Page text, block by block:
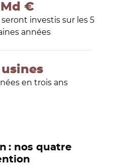
Md €
investis sur les 5
années
usines
en trois ans
: nos quatre